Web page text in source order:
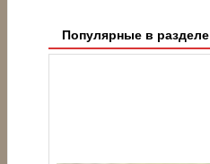
Популярные в разделе